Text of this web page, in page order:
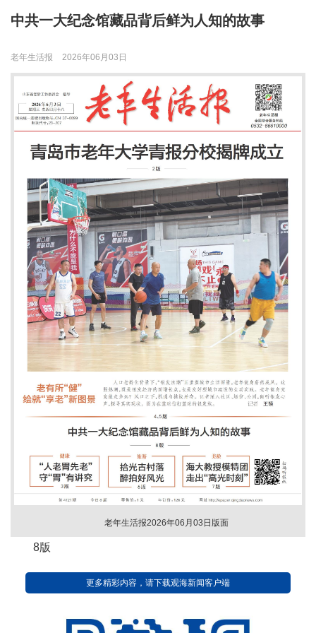
中共一大纪念馆藏品背后鲜为人知的故事
老年生活报 2026年06月03日
老年生活报2026年06月03日版面
8版
更多精彩内容，请下载观海新闻客户端